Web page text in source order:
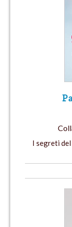
I segreti